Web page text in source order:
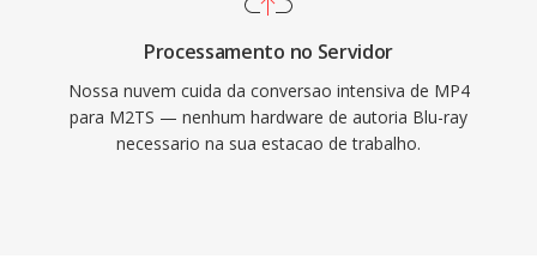
Processamento no Servidor
Nossa nuvem cuida da conversao intensiva de MP4
para M2TS — nenhum hardware de autoria Blu-ray
necessario na sua estacao de trabalho.